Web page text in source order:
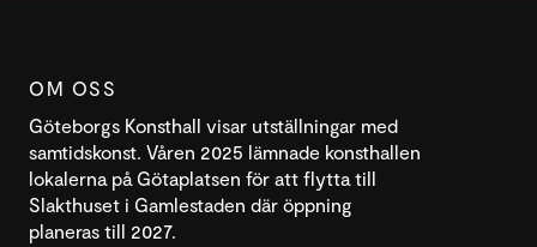
OM OSS
Göteborgs Konsthall visar utställningar med
samtidskonst. Våren 2025 lämnade konsthallen
lokalerna på Götaplatsen för att flytta till
Slakthuset i Gamlestaden där öppning
planeras till 2027.